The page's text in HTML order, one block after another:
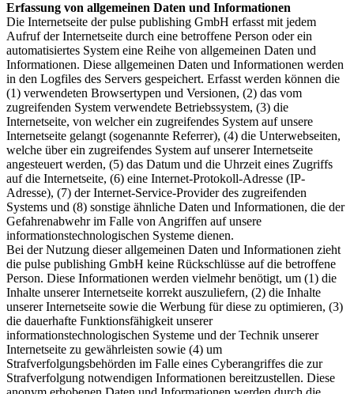
Erfassung von allgemeinen Daten und Informationen
Die Internetseite der pulse publishing GmbH erfasst mit jedem
Aufruf der Internetseite durch eine betroffene Person oder ein
automatisiertes System eine Reihe von allgemeinen Daten und
Informationen. Diese allgemeinen Daten und Informationen werden
in den Logfiles des Servers gespeichert. Erfasst werden können die
(1) verwendeten Browsertypen und Versionen, (2) das vom
zugreifenden System verwendete Betriebssystem, (3) die
Internetseite, von welcher ein zugreifendes System auf unsere
Internetseite gelangt (sogenannte Referrer), (4) die Unterwebseiten,
welche über ein zugreifendes System auf unserer Internetseite
angesteuert werden, (5) das Datum und die Uhrzeit eines Zugriffs
auf die Internetseite, (6) eine Internet-Protokoll-Adresse (IP-
Adresse), (7) der Internet-Service-Provider des zugreifenden
Systems und (8) sonstige ähnliche Daten und Informationen, die der
Gefahrenabwehr im Falle von Angriffen auf unsere
informationstechnologischen Systeme dienen.
Bei der Nutzung dieser allgemeinen Daten und Informationen zieht
die pulse publishing GmbH keine Rückschlüsse auf die betroffene
Person. Diese Informationen werden vielmehr benötigt, um (1) die
Inhalte unserer Internetseite korrekt auszuliefern, (2) die Inhalte
unserer Internetseite sowie die Werbung für diese zu optimieren, (3)
die dauerhafte Funktionsfähigkeit unserer
informationstechnologischen Systeme und der Technik unserer
Internetseite zu gewährleisten sowie (4) um
Strafverfolgungsbehörden im Falle eines Cyberangriffes die zur
Strafverfolgung notwendigen Informationen bereitzustellen. Diese